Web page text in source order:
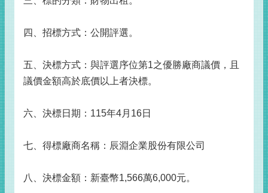
四、招標方式：公開評選。
五、決標方式：與評選序位第1之優勝廠商議價，且
議價金額高於底價以上者決標。
六、決標日期：115年4月16日
七、得標廠商名稱：辰淵企業股份有限公司
八、決標金額：新臺幣1,566萬6,000元。